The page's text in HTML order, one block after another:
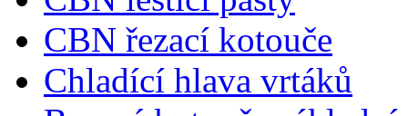
CBN řezací kotouče
Chladící hlava vrtáků